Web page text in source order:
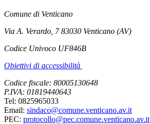
Comune di Venticano
Via A. Verardo, 7 83030 Venticano (AV)
Codice Univoco UF846B
Obiettivi di accessibilità
Codice fiscale: 80005130648
P.IVA: 01819440643
Tel: 0825965033
Email: sindaco@comune.venticano.av.it
PEC: protocollo@pec.comune.venticano.av.it